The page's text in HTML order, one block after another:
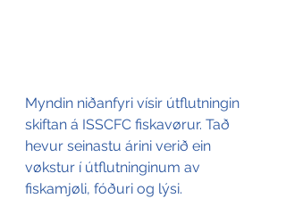
Myndin niðanfyri vísir útflutningin
skiftan á ISSCFC fiskavørur. Tað
hevur seinastu árini verið ein
vøkstur í útflutninginum av
fiskamjøli, fóðuri og lýsi.